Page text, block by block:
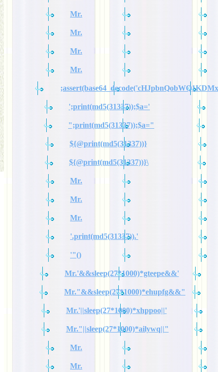
Mr.
Mr.
Mr.
Mr.
';print(md5(31337));$a='
";print(md5(31337));$a="
${@print(md5(31337))}
${@print(md5(31337))}\
Mr.
Mr.
Mr.
'.print(md5(31337)).'
'"()
Mr.'&&sleep(27*1000)*gteepe&&'
Mr."&&sleep(27*1000)*ehupfg&&"
Mr.'||sleep(27*1000)*xhppoo||'
Mr."||sleep(27*1000)*ailywq||"
Mr.
Mr.